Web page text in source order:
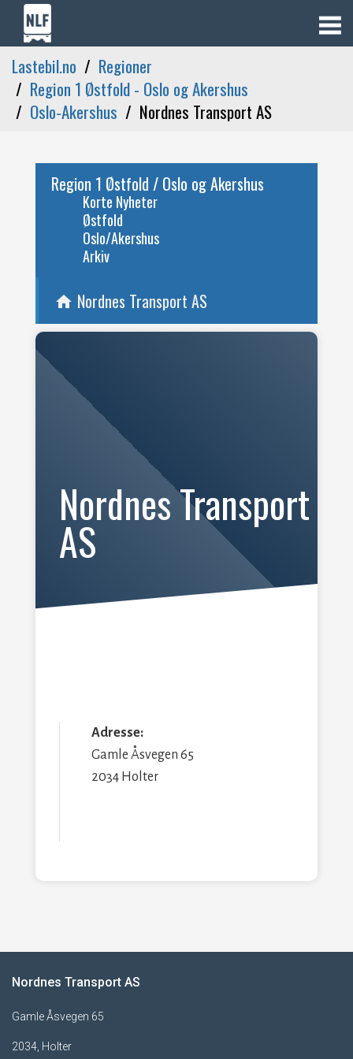
Lastebil.no
Regioner
Region 1 Østfold - Oslo og Akershus
Oslo-Akershus
Nordnes Transport AS
Region 1 Østfold / Oslo og Akershus
Korte Nyheter
Østfold
Oslo/Akershus
Arkiv
home Nordnes Transport AS
Nordnes Transport
AS
Adresse:
Gamle Åsvegen 65
2034 Holter
Nordnes Transport AS
Gamle Åsvegen 65
2034, Holter